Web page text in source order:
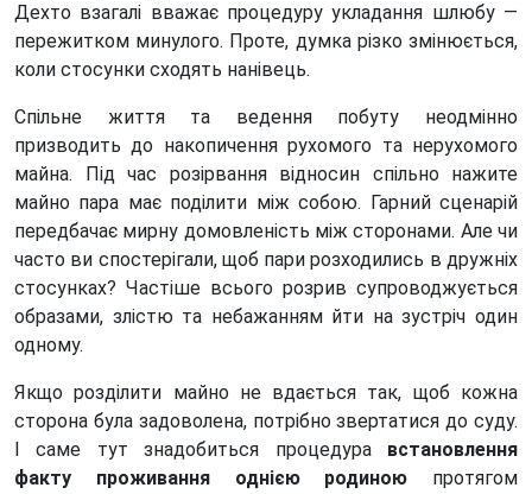
Дехто взагалі вважає процедуру укладання шлюбу —
пережитком минулого. Проте, думка різко змінюється,
коли стосунки сходять нанівець.
Спільне життя та ведення побуту неодмінно
призводить до накопичення рухомого та нерухомого
майна. Під час розірвання відносин спільно нажите
майно пара має поділити між собою. Гарний сценарій
передбачає мирну домовленість між сторонами. Але чи
часто ви спостерігали, щоб пари розходились в дружніх
стосунках? Частіше всього розрив супроводжується
образами, злістю та небажанням йти на зустріч один
одному.
Якщо розділити майно не вдається так, щоб кожна
сторона була задоволена, потрібно звертатися до суду.
І саме тут знадобиться процедура встановлення
факту проживання однією родиною протягом